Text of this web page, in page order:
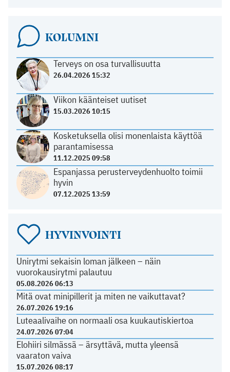
KOLUMNI
Terveys on osa turvallisuutta
26.04.2026 15:32
Viikon käänteiset uutiset
15.03.2026 10:15
Kosketuksella olisi monenlaista käyttöä
parantamisessa
11.12.2025 09:58
Espanjassa perusterveydenhuolto toimii
hyvin
07.12.2025 13:59
HYVINVOINTI
Unirytmi sekaisin loman jälkeen – näin
vuorokausirytmi palautuu
05.08.2026 06:13
Mitä ovat minipillerit ja miten ne vaikuttavat?
26.07.2026 19:16
Luteaalivaihe on normaali osa kuukautiskiertoa
24.07.2026 07:04
Elohiiri silmässä – ärsyttävä, mutta yleensä
vaaraton vaiva
15.07.2026 08:17